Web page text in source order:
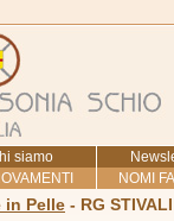
siamo
NOMI
in Pelle - RG